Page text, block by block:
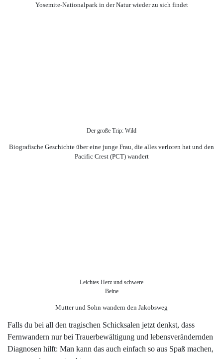
Yosemite-Nationalpark in der Natur wieder zu sich findet
Der große Trip: Wild
Biografische Geschichte über eine junge Frau, die alles verloren hat und den
Pacific Crest (PCT) wandert
Leichtes Herz und schwere
Beine
Mutter und Sohn wandern den Jakobsweg
Falls du bei all den tragischen Schicksalen jetzt denkst, dass
Fernwandern nur bei Trauerbewältigung und lebensverändernden
Diagnosen hilft: Man kann das auch einfach so aus Spaß machen,